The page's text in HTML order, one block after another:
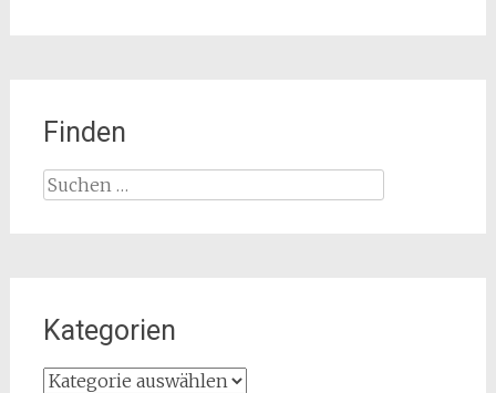
Finden
Suchen
Kategorien
Kategorien